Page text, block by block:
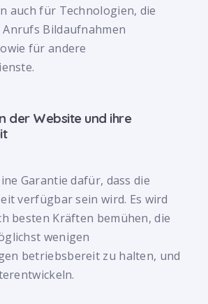
auch für Technologien, die
Bildaufnahmen
für andere
der Website und ihre
Garantie dafür, dass die
verfügbar sein wird. Es wird
besten Kräften bemühen, die
wenigen
betriebsbereit zu halten, und